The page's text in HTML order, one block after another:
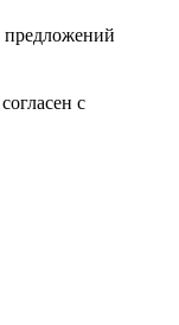
предложений
с